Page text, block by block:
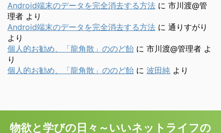
Android端末のデータを完全消去する方法 に 市川渡@管
理者 より
Android端末のデータを完全消去する方法 に 通りすがり
より
個人的お勧め、「龍角散」ののど飴 に 市川渡@管理者 よ
り
個人的お勧め、「龍角散」ののど飴 に 波田純 より
物欲と学びの日々～いいネットライフの